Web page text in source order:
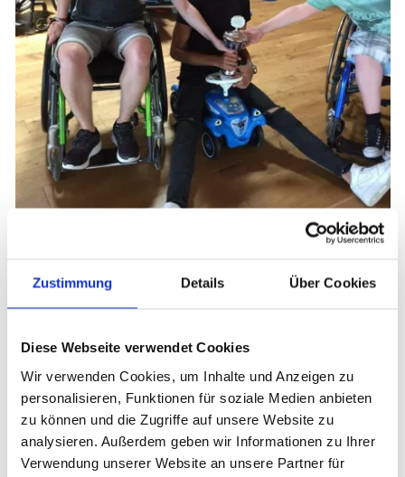
Zustimmung Details Über Cookies
Diese Webseite verwendet Cookies
Wir verwenden Cookies, um Inhalte und Anzeigen zu
personalisieren, Funktionen für soziale Medien anbieten
zu können und die Zugriffe auf unsere Website zu
analysieren. Außerdem geben wir Informationen zu Ihrer
Verwendung unserer Website an unsere Partner für